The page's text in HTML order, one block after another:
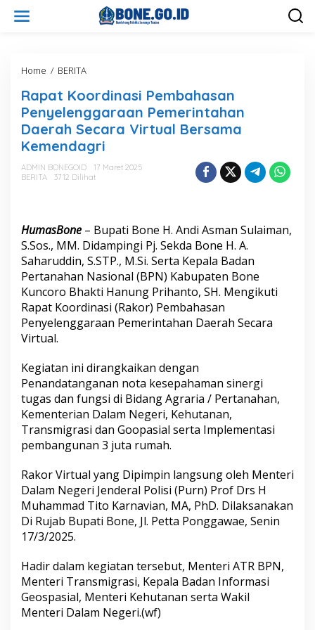
Home / BERITA
p
a
t
K
o
d
s
i
P
e
m
b
a
h
a
n
P
e
n
y
e
l
n
g
g
a
r
n
P
e
m
e
Rapat Koordinasi Pembahasan
Penyelenggaraan Pemerintahan
Daerah Secara Virtual Bersama
Kemendagri
ADMIN BONEGOID
17 Maret 2025
BERITA
3712 Dilihat
HumasBone – Bupati Bone H. Andi Asman Sulaiman,
S.Sos., MM. Didampingi Pj. Sekda Bone H. A.
Saharuddin, S.STP., M.Si. Serta Kepala Badan
Pertanahan Nasional (BPN) Kabupaten Bone
Kuncoro Bhakti Hanung Prihanto, SH. Mengikuti
Rapat Koordinasi (Rakor) Pembahasan
Penyelenggaraan Pemerintahan Daerah Secara
Virtual.
Kegiatan ini dirangkaikan dengan
Penandatanganan nota kesepahaman sinergi
tugas dan fungsi di Bidang Agraria / Pertanahan,
Kementerian Dalam Negeri, Kehutanan,
Transmigrasi dan Goopasial serta Implementasi
pembangunan 3 juta rumah.
Rakor Virtual yang Dipimpin langsung oleh Menteri
Dalam Negeri Jenderal Polisi (Purn) Prof Drs H
Muhammad Tito Karnavian, MA, PhD. Dilaksanakan
Di Rujab Bupati Bone, Jl. Petta Ponggawae, Senin
17/3/2025.
Hadir dalam kegiatan tersebut, Menteri ATR BPN,
Menteri Transmigrasi, Kepala Badan Informasi
Geospasial, Menteri Kehutanan serta Wakil
Menteri Dalam Negeri.(wf)